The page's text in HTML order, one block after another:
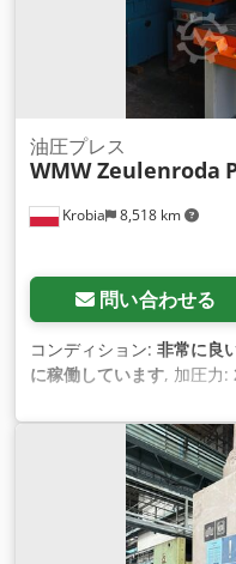
Krobia 8,518 km
油圧プレス
WMW Zeulenroda
問い合わせる
コンディション: 非常に良
に稼働しています, 加圧力:
テーブル長さ:630 mm,
, ラムプレート長:
2,200 mm, 全幅:
8,000 kg（キログラム）